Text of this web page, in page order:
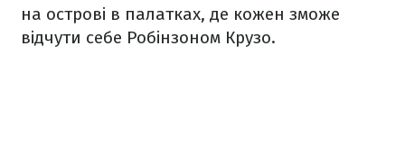
на острові в палатках, де кожен зможе
відчути себе Робінзоном Крузо.